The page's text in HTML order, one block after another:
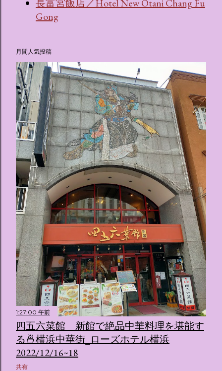
長富宮飯店／Hotel New Otani Chang Fu
Gong
月間人気投稿
1:27:00 午前
四五六菜館 新館で絶品中華料理を堪能す
る🍜横浜中華街_ローズホテル横浜
2022/12/16~18
共有